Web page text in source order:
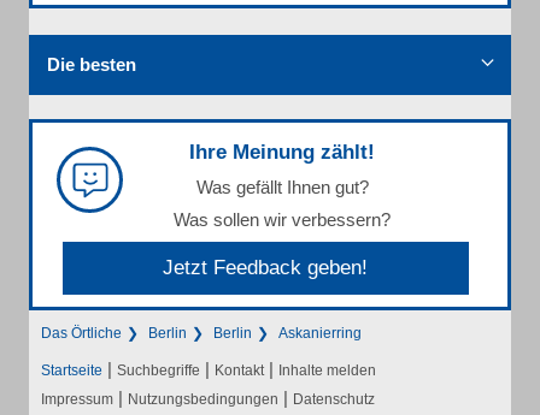
Die besten
Ihre Meinung zählt!
Was gefällt Ihnen gut?
Was sollen wir verbessern?
Jetzt Feedback geben!
Das Örtliche Berlin Berlin Askanierring
Startseite | Suchbegriffe | Kontakt | Inhalte melden
Impressum | Nutzungsbedingungen | Datenschutz